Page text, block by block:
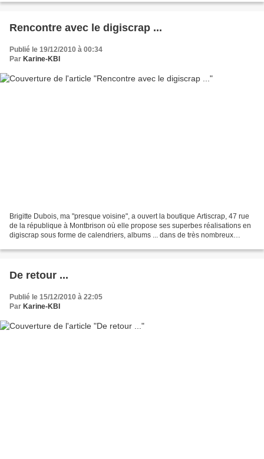
Rencontre avec le digiscrap ...
Publié le 19/12/2010 à 00:34
Par Karine-KBI
Brigitte Dubois, ma "presque voisine", a ouvert la boutique Artiscrap, 47 rue
de la république à Montbrison où elle propose ses superbes réalisations en
digiscrap sous forme de calendriers, albums ... dans de très nombreux
De retour ...
Publié le 15/12/2010 à 22:05
Par Karine-KBI